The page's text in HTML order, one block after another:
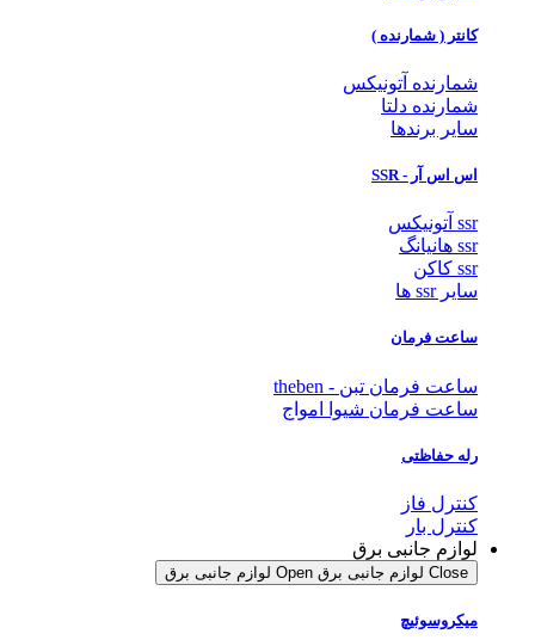
کانتر ( شمارنده )
شمارنده آتونیکس
شمارنده دلتا
سایر برندها
اس اس آر - SSR
ssr آتونیکس
ssr هانیانگ
ssr کاکن
سایر ssr ها
ساعت فرمان
ساعت فرمان تبن - theben
ساعت فرمان شیوا امواج
رله حفاظتی
کنترل فاز
کنترل بار
لوازم جانبی برق
Close لوازم جانبی برق Open لوازم جانبی برق
میکروسوئیچ